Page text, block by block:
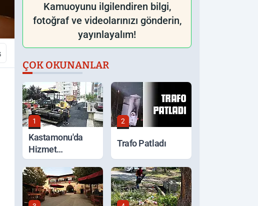
Kamuoyunu ilgilendiren bilgi,
fotoğraf ve videolarınızı gönderin,
yayınlayalım!
ÇOK OKUNANLAR
1
Kastamonu'da
Hizmet
Seferberliği
2
Trafo Patladı